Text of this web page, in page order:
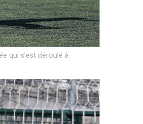
qui s’est déroulé à